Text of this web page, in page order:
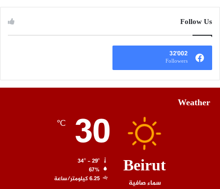
Follow Us
32٬002
Followers
Weather
Beirut
سماء صافية
30
℃
67%
6.25 كيلومتر/ساعة